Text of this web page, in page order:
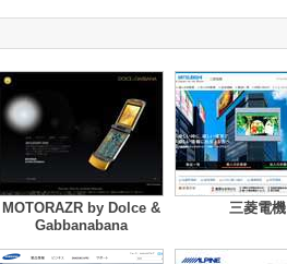
MOTORAZR by Dolce &
Gabbanabana
三菱電機